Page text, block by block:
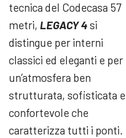
tecnica del Codecasa 57
metri, LEGACY 4si
distingue per interni
classici ed eleganti e per
un’atmosfera ben
strutturata, sofisticata e
confortevole che
caratterizza tutti i ponti.